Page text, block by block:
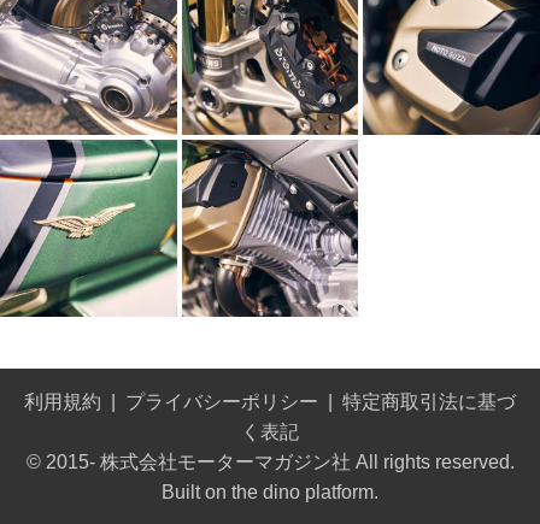
利用規約 プライバシーポリシー
特定商取引法に基づ
く表記
© 2015- 株式会社モーターマガジン社 All rights reserved.
Built on the dino platform.